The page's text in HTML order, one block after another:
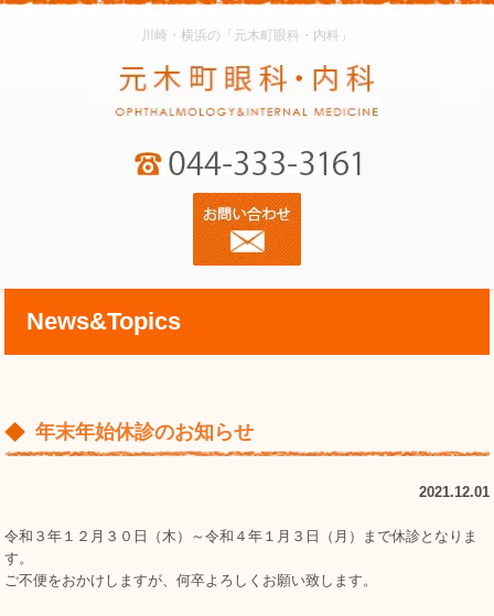
川崎・横浜の「元木町眼科・内科」
News&Topics
年末年始休診のお知らせ
2021.12.01
令和３年１２月３０日（木）～令和４年１月３日（月）まで休診となりま
す。
ご不便をおかけしますが、何卒よろしくお願い致します。